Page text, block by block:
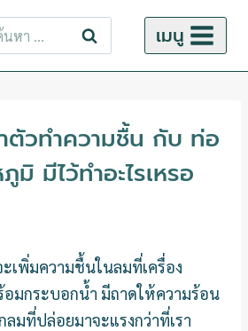
นหา
หรับ:
เมนู
ตัวทำความชื้น กับ ท่อ
มีไว้ทำอะไรเหรอ
เพิ่มความชื้นในลมที่เครื่อง
มกระบอกน้ำ มีถาดให้ความร้อน
ลมที่ปล่อยมาจะแรงกว่าที่เรา